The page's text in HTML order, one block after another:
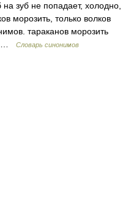
зуб не попадает, холодно,
морозить, только волков
тараканов морозить
…
Словарь синонимов